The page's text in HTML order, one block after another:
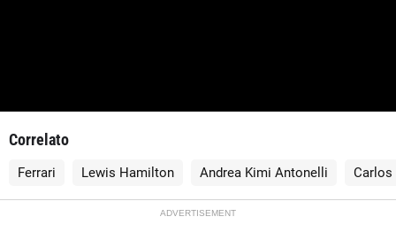
Correlato
Ferrari Lewis Hamilton Andrea Kimi Antonelli Carlos
ADVERTISEMENT